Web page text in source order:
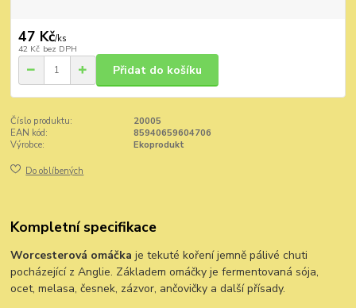
47 Kč/ks
42 Kč bez DPH
Přidat do košíku
Číslo produktu:
20005
EAN kód:
85940659604706
Výrobce:
Ekoprodukt
Do oblíbených
Kompletní specifikace
Worcesterová omáčka je tekuté koření jemně pálivé chuti
pocházející z Anglie. Základem omáčky je fermentovaná sója,
ocet, melasa, česnek, zázvor, ančovičky a další přísady.